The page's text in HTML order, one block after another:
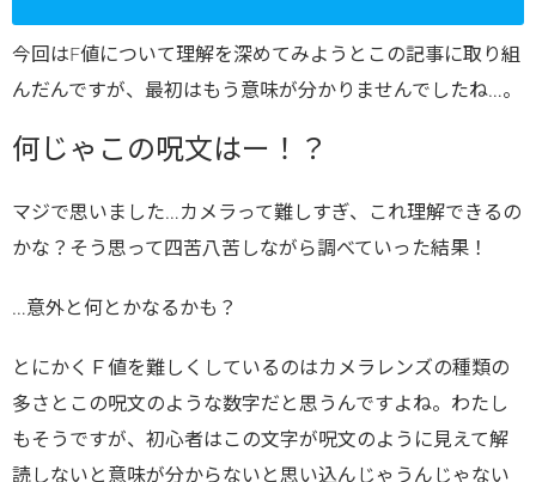
今回はF値について理解を深めてみようとこの記事に取り組
んだんですが、最初はもう意味が分かりませんでしたね…。
何じゃこの呪文はー！？
マジで思いました…カメラって難しすぎ、これ理解できるの
かな？そう思って四苦八苦しながら調べていった結果！
…意外と何とかなるかも？
とにかくＦ値を難しくしているのはカメラレンズの種類の
多さとこの呪文のような数字だと思うんですよね。わたし
もそうですが、初心者はこの文字が呪文のように見えて解
読しないと意味が分からないと思い込んじゃうんじゃない